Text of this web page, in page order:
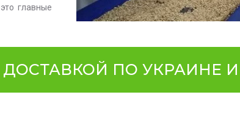
главные
ПО УКРАИНЕ И